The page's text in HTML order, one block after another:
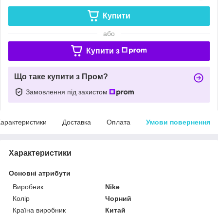
Купити
або
Купити з
Що таке купити з Пром?
Замовлення під захистом
Доставка Оплата Умови повернення
Характеристики
Основні атрибути
Виробник
Nike
Колір
Чорний
Країна виробник
Китай